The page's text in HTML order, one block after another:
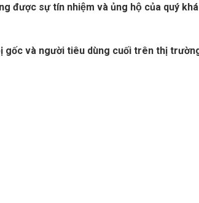
được sự tín nhiệm và ủng hộ của quý
gốc và người tiêu dùng cuối trên thị